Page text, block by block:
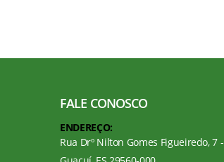
FALE CONOSCO
ENDEREÇO:
Rua Drº Nilton Gomes Figueiredo, 7 -